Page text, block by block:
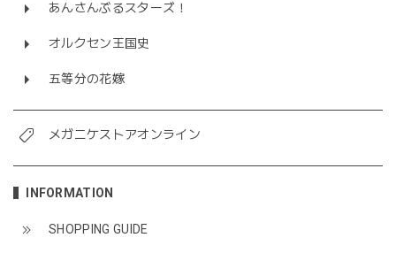
あんさんぶるスターズ！
オルクセン王国史
五等分の花嫁
メガニケストアオンライン
INFORMATION
SHOPPING GUIDE